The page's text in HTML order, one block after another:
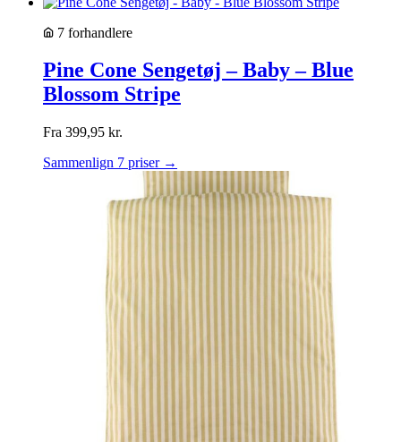
7 forhandlere
Pine Cone Sengetøj – Baby – Blue
Blossom Stripe
Fra 399,95 kr.
Sammenlign 7 priser →